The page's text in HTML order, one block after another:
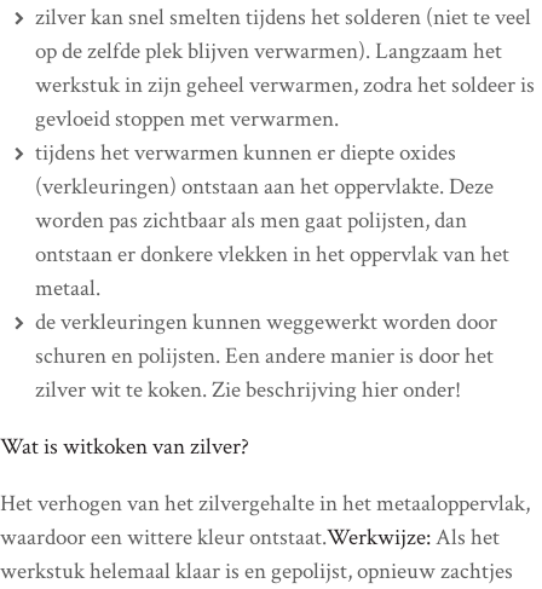
zilver kan snel smelten tijdens het solderen (niet te veel
op de zelfde plek blijven verwarmen). Langzaam het
werkstuk in zijn geheel verwarmen, zodra het soldeer is
gevloeid stoppen met verwarmen.
tijdens het verwarmen kunnen er diepte oxides
(verkleuringen) ontstaan aan het oppervlakte. Deze
worden pas zichtbaar als men gaat polijsten, dan
ontstaan er donkere vlekken in het oppervlak van het
metaal.
de verkleuringen kunnen weggewerkt worden door
schuren en polijsten. Een andere manier is door het
zilver wit te koken. Zie beschrijving hier onder!
Wat is witkoken van zilver?
Het verhogen van het zilvergehalte in het metaaloppervlak,
waardoor een wittere kleur ontstaat.Werkwijze:Als het
werkstuk helemaal klaar is en gepolijst, opnieuw zachtjes